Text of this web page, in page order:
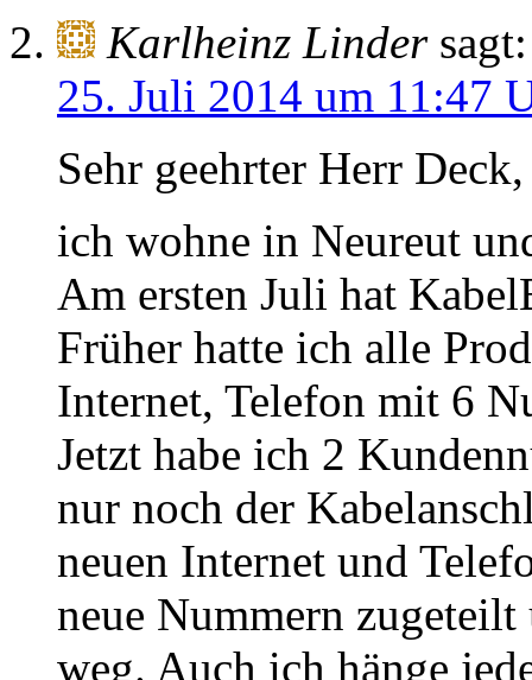
Karlheinz Linder sagt:
25. Juli 2014 um 11:47
Sehr geehrter Herr Deck,
ich wohne in Neureut
Am ersten Juli hat
Früher hatte ich alle
Internet, Telefon mit 6
Jetzt habe ich 2
nur noch der
neuen Internet und
neue Nummern
weg. Auch ich hänge